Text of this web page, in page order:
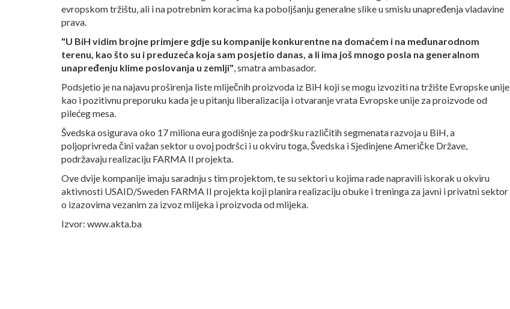
evropskom tržištu, ali i na potrebnim koracima ka poboljšanju generalne slike u smislu unapređenja vladavine
prava.
"U BiH vidim brojne primjere gdje su kompanije konkurentne na domaćem i na međunarodnom
terenu, kao što su i preduzeća koja sam posjetio danas, a li ima još mnogo posla na generalnom
unapređenju klime poslovanja u zemlji" , smatra ambasador.
Podsjetio je na najavu proširenja liste mliječnih proizvoda iz BiH koji se mogu izvoziti na tržište Evropske unije
kao i pozitivnu preporuku kada je u pitanju liberalizacija i otvaranje vrata Evropske unije za proizvode od
pilećeg mesa.
Švedska osigurava oko 17 miliona eura godišnje za podršku različitih segmenata razvoja u BiH, a
poljoprivreda čini važan sektor u ovoj podršci i u okviru toga, Švedska i Sjedinjene Američke Države,
podržavaju realizaciju FARMA II projekta.
Ove dvije kompanije imaju saradnju s tim projektom, te su sektori u kojima rade napravili iskorak u okviru
aktivnosti USAID/Sweden FARMA II projekta koji planira realizaciju obuke i treninga za javni i privatni sektor
o izazovima vezanim za izvoz mlijeka i proizvoda od mlijeka.
Izvor: www.akta.ba